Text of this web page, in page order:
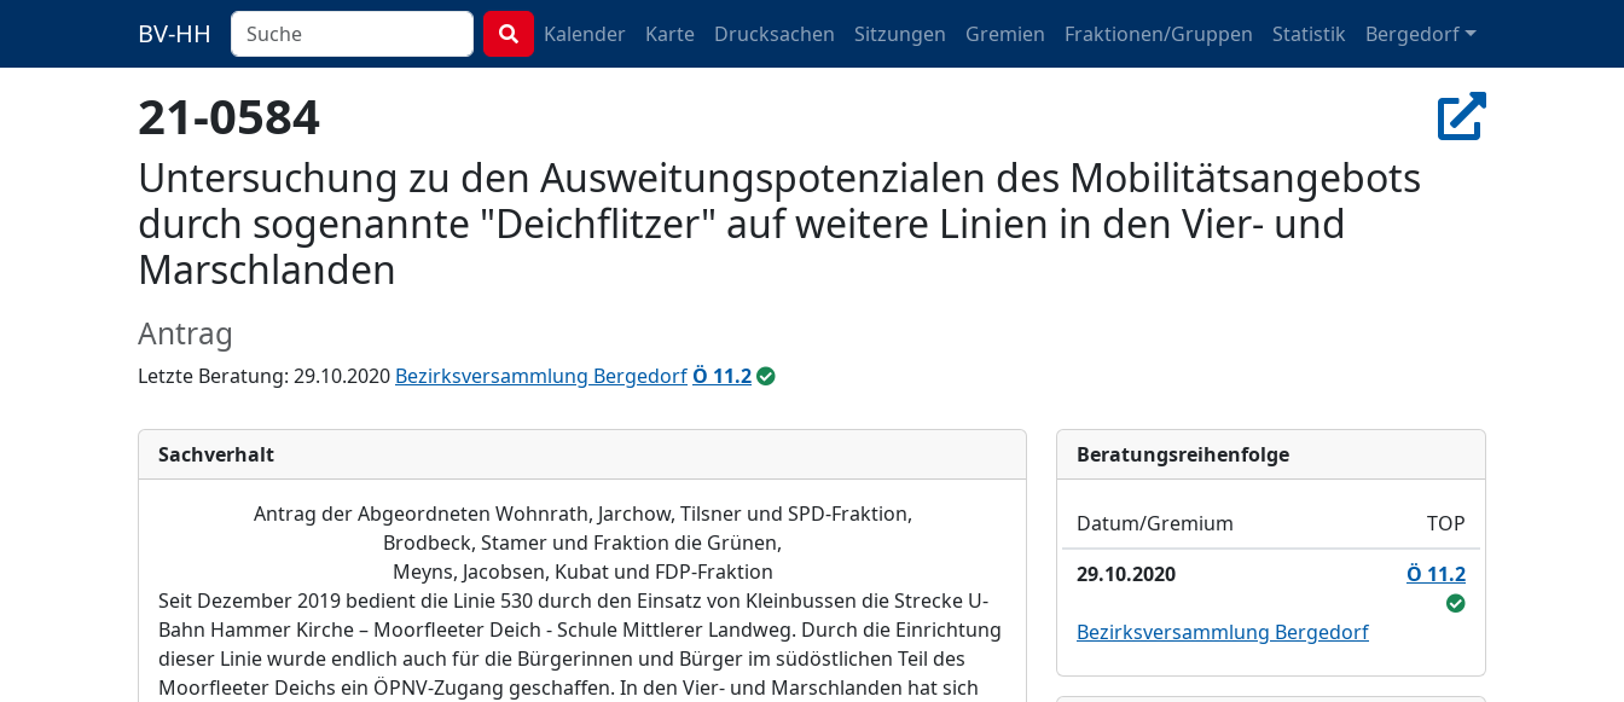
BV-HH Kalender Karte Drucksachen Sitzungen Gremien Fraktionen/Gruppen Statistik Bergedorf
21-0584
Untersuchung zu den Ausweitungspotenzialen des Mobilitätsangebots
durch sogenannte "Deichflitzer" auf weitere Linien in den Vier- und
Marschlanden
Antrag
Letzte Beratung: 29.10.2020 Bezirksversammlung Bergedorf Ö 11.2
Sachverhalt
Antrag der Abgeordneten Wohnrath, Jarchow, Tilsner und SPD-Fraktion,
Brodbeck, Stamer und Fraktion die Grünen,
Meyns, Jacobsen, Kubat und FDP-Fraktion
Seit Dezember 2019 bedient die Linie 530 durch den Einsatz von Kleinbussen die Strecke U-
Bahn Hammer Kirche – Moorfleeter Deich - Schule Mittlerer Landweg. Durch die Einrichtung
dieser Linie wurde endlich auch für die Bürgerinnen und Bürger im südöstlichen Teil des
Moorfleeter Deichs ein ÖPNV-Zugang geschaffen. In den Vier- und Marschlanden hat sich
Bera­tungs­reihen­folge
Datum/Gremium
TOP
29.10.2020
Ö 11.2
Bezirksversammlung Bergedorf